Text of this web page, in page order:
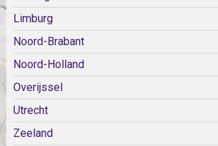
Limburg
Noord-Brabant
Noord-Holland
Overijssel
Utrecht
Zeeland